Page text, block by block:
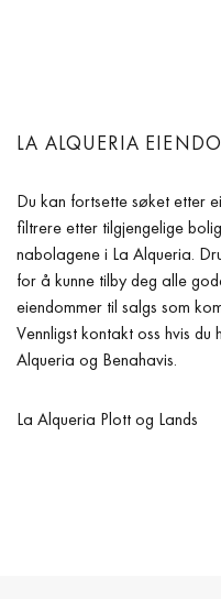
LA ALQUERIA
Du kan fortsette søket etter
filtrere etter tilgjengelige
nabolagene i La Alqueria.
for å kunne tilby deg alle
eiendommer til salgs som
Vennligst kontakt oss hvis
Alqueria og Benahavis.
La Alqueria Plott og Lands